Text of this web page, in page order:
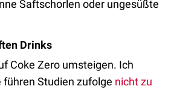
Saftschorlen oder ungesüßte
Drinks
Coke Zero umsteigen. Ich
Studien zufolge nicht zu